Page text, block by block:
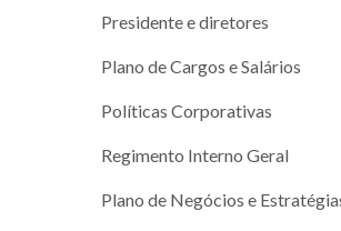
Presidente e diretores
Plano de Cargos e Salários
Políticas Corporativas
Regimento Interno Geral
Plano de Negócios e